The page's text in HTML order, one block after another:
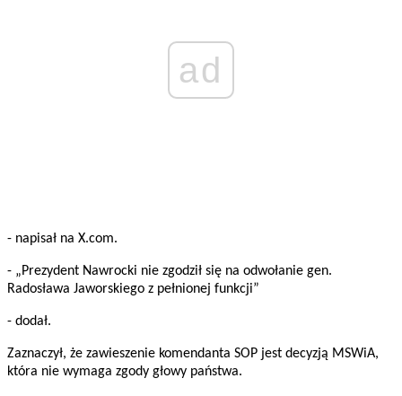
ad
- napisał na X.com.
- „Prezydent Nawrocki nie zgodził się na odwołanie gen.
Radosława Jaworskiego z pełnionej funkcji”
- dodał.
Zaznaczył, że zawieszenie komendanta SOP jest decyzją MSWiA,
która nie wymaga zgody głowy państwa.